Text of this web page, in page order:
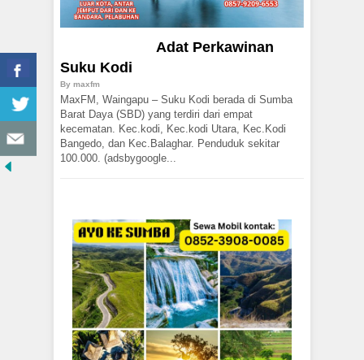
Adat Perkawinan
Suku Kodi
By maxfm
MaxFM, Waingapu – Suku Kodi berada di Sumba
Barat Daya (SBD) yang terdiri dari empat
kecematan. Kec.kodi, Kec.kodi Utara, Kec.Kodi
Bangedo, dan Kec.Balaghar. Penduduk sekitar
100.000. (adsbygoogle...